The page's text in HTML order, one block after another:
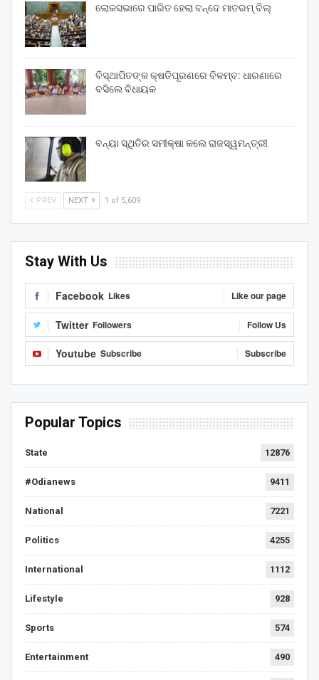
ଲୋକସଭାରେ ପାରିତ ହେଲା ବନ୍ଦେ ମାତରମ୍‌ ବିଲ୍‌
ବିସ୍ଥାପିତଙ୍କ କ୍ଷତିପୂରଣରେ ବିଳମ୍ବ: ଧାରଣାରେ
ବସିଲେ ବିଧାୟକ
ବନ୍ୟା ସ୍ଥିତିର ସମୀକ୍ଷା କଲେ ରାଜସ୍ୱମନ୍ତ୍ରୀ
PREV NEXT 1 of 5,609
Stay With Us
Facebook Likes Like our page
Twitter Followers Follow Us
Youtube Subscribe Subscribe
Popular Topics
State 12876
#Odianews 9411
National 7221
Politics 4255
International 1112
Lifestyle 928
Sports 574
Entertainment 490